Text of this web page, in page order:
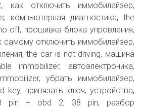
как отключить иммобилайзер,
компьютерная диагностика, the
off, прошивка блока упровления,
самому отключить иммобилайзер,
the car is not driving, машина
immobilizer, автоэлектроника,
убрать иммобилайзер,
key, привязать ключ, устройства,
pin + obd 2, 38 pin, разбор